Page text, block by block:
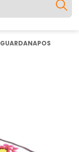
GUARDANAPOS